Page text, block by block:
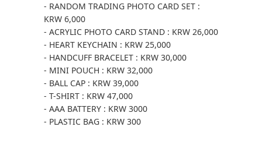
- RANDOM TRADING PHOTO CARD SET :
KRW 6,000
- ACRYLIC PHOTO CARD STAND : KRW 26,000
- HEART KEYCHAIN : KRW 25,000
- HANDCUFF BRACELET : KRW 30,000
- MINI POUCH : KRW 32,000
- BALL CAP : KRW 39,000
- T-SHIRT : KRW 47,000
- AAA BATTERY : KRW 3000
- PLASTIC BAG : KRW 300